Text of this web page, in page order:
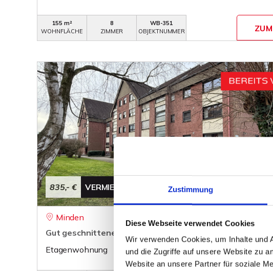
Zustimmung
Diese Webseite verwendet Cookies
Wir verwenden Cookies, um Inhalte und
und die Zugriffe auf unsere Website zu
Website an unsere Partner für soziale
155 m²
WOHNFLÄCHE
8
ZIMMER
WB-351
OBJEKTNUMMER
835,- € VERMIETET
Minden
Gut geschnittene 3-Zimmerwohnung mit Balkon, im 1.
Etagenwohnung